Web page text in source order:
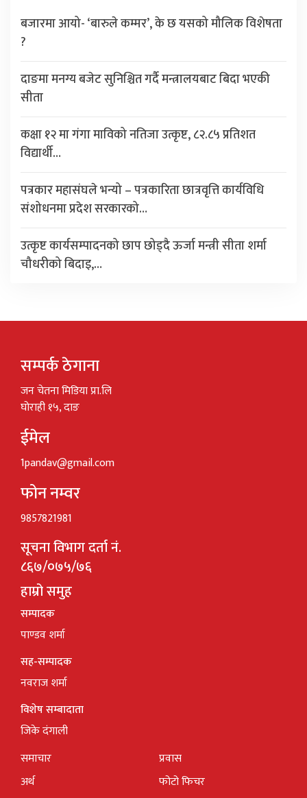
बजारमा आयो- ‘बारुले कम्मर’, के छ यसको मौलिक विशेषता
?
दाङमा मनग्य बजेट सुनिश्चित गर्दै मन्त्रालयबाट बिदा भएकी
सीता
कक्षा १२ मा गंगा माविको नतिजा उत्कृष्ट, ८२.८५ प्रतिशत
विद्यार्थी…
पत्रकार महासंघले भन्यो – पत्रकारिता छात्रवृत्ति कार्यविधि
संशोधनमा प्रदेश सरकारको…
उत्कृष्ट कार्यसम्पादनको छाप छोड्दै ऊर्जा मन्त्री सीता शर्मा
चौधरीको बिदाइ,…
सम्पर्क ठेगाना
जन चेतना मिडिया प्रा.लि
घोराही १५, दाङ
ईमेल
1pandav@gmail.com
फोन नम्वर
9857821981
सूचना विभाग दर्ता नं.
८६७/०७५/७६
हाम्रो समुह
सम्पादक
पाण्डव शर्मा
सह-सम्पादक
नवराज शर्मा
विशेष सम्बादाता
जिके दंगाली
समाचार
अर्थ
प्रवास
फोटो फिचर